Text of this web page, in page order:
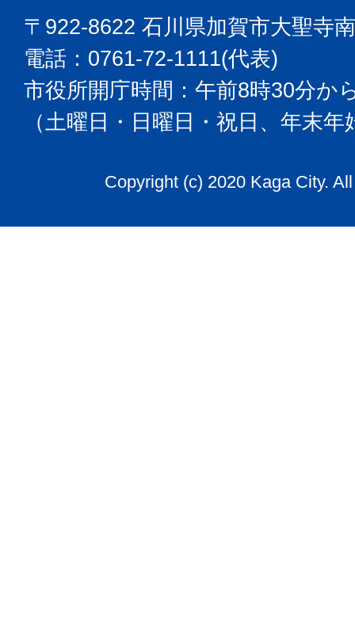
〒922-8622 石川県加賀市大聖寺
電話：0761-72-1111(代表)
市役所開庁時間：午前8時30分か
（土曜日・日曜日・祝日、年末
Copyright (c) 2020 Kaga City.